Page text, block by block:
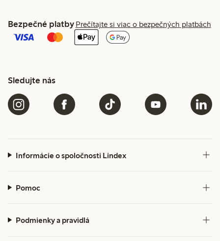
Bezpečné platby Prečítajte si viac o bezpečných platbách
Sledujte nás
Informácie o spoločnosti Lindex
Pomoc
Podmienky a pravidlá